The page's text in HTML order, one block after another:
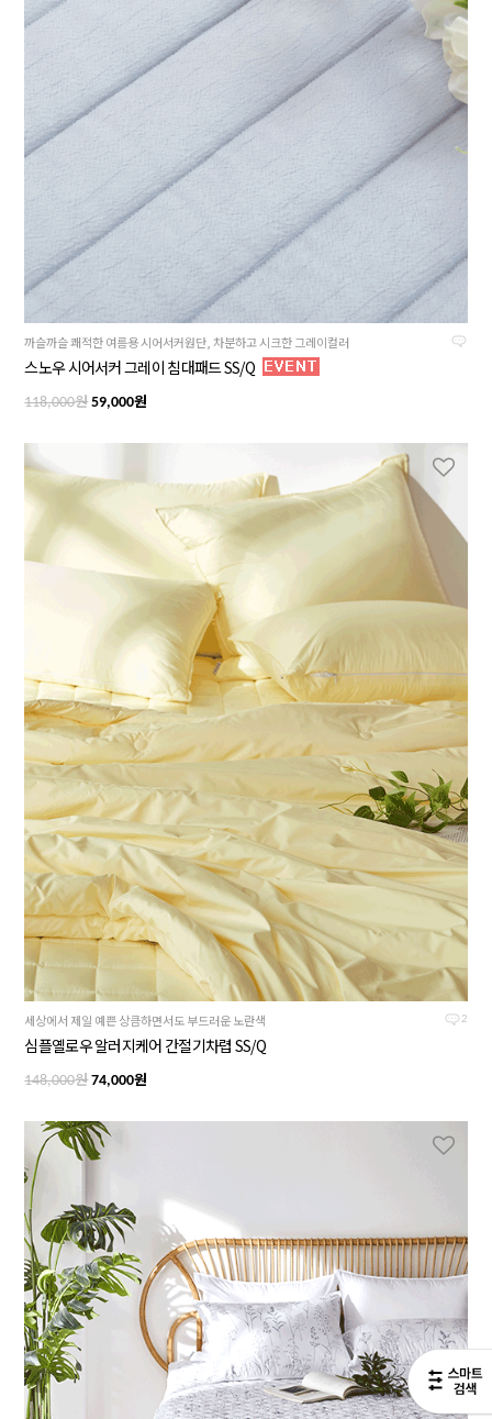
까슬까슬 쾌적한 여름용 시어서커원단, 차분하고 시크한 그레이컬러
스노우 시어서커 그레이 침대패드 SS/Q
118,000원59,000원
2
세상에서 제일 예쁜 상큼하면서도 부드러운 노란색
심플옐로우 알러지케어 간절기차렵 SS/Q
148,000원74,000원